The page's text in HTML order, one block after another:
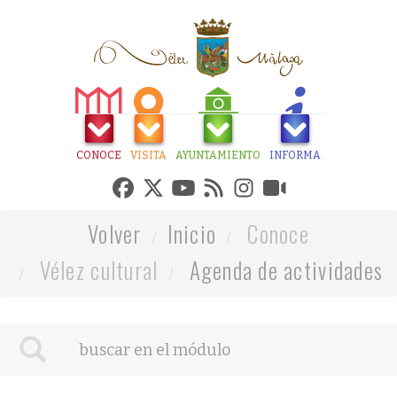
CONOCE VISITA AYUNTAMIENTO INFORMA
Volver Inicio
Conoce
Vélez cultural
Agenda de actividades